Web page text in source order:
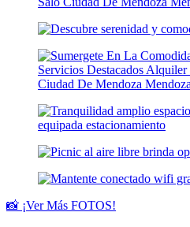
📸 ¡Ver Más FOTOS!